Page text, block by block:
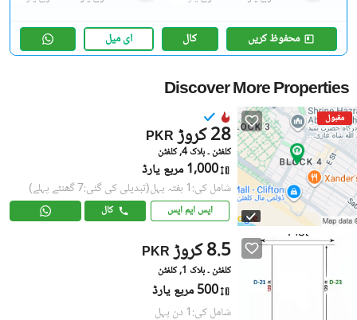
محفوظ کریں کال ای میل
Discover More Properties
مقبول
PKR 28 کروڑ
کلفٹن ۔ بلاک 4, کلفٹن
1,000 مربع یارڈ
شامل کی:1 ہفتہ پہل (تبدیلی کی گئی:7 گھنٹے پہلے)
ایس ایم ایس کال
PKR 8.5 کروڑ
کلفٹن ۔ بلاک 1, کلفٹن
500 مربع یارڈ
شامل کی:1 دن پہل